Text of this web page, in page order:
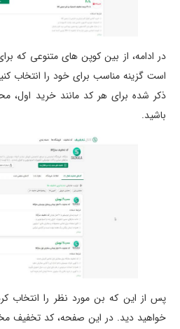
در ادامه، از بین کوپن های متنوعی که
است گزینه مناسب برای خود را انتخاب
ذکر شده برای هر کد مانند خرید اول،
باشید.
پس از این که بن مورد نظر را انتخاب
خواهید دید. در این صفحه، کد تخفیف